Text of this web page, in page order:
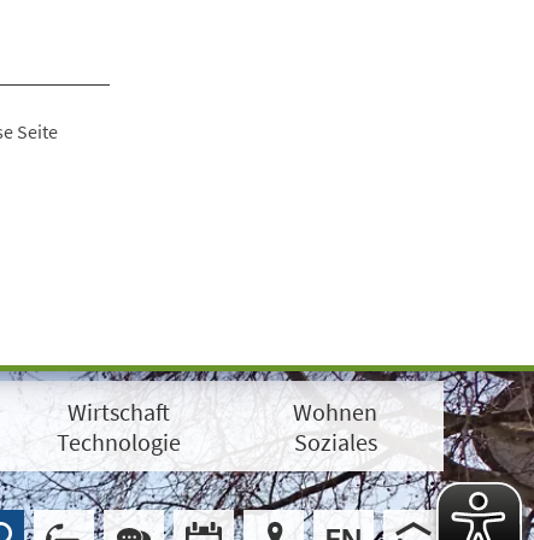
Seite
Wirtschaft
Technologie
Wohnen
Soziales